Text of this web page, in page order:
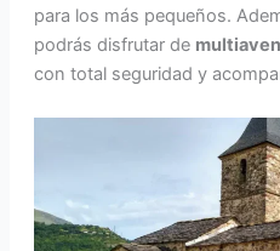
para los más pequeños.
podrás disfrutar de
con total seguridad y